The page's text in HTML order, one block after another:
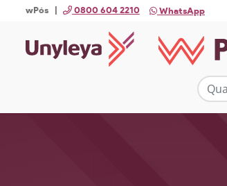
wPós | 0800 604 2210 WhatsApp